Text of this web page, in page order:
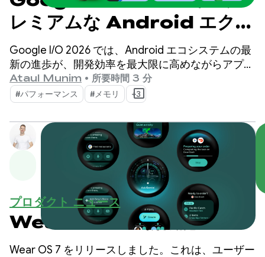
レミアムな Android エクス
ペリエンスの構築
Google I/O 2026 では、Android エコシステムの最
新の進歩が、開発効率を最大限に高めながらアプリ
の品質を向上させるのにどのように役立つかを紹介
しました。
Ataul Munim • 所要時間 3 分
#パフォーマンス #メモリ +3
プロダクト ニュース
Wear OS 7 の新機能
Wear OS 7 をリリースしました。これは、ユーザー